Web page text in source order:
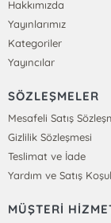
Hakkımızda
Yayınlarımız
Kategoriler
Yayıncılar
SÖZLEŞMELER
Mesafeli Satış
Gizlilik Sözleşmesi
Teslimat ve İade
Yardım ve Satış
MÜŞTERİ